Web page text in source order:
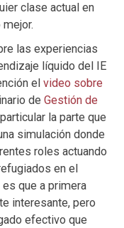
clase actual en
las experiencias
líquido del IE
el video sobre
de Gestión de
la parte que
simulación donde
roles actuando
en el
es que a primera
interesante, pero
efectivo que